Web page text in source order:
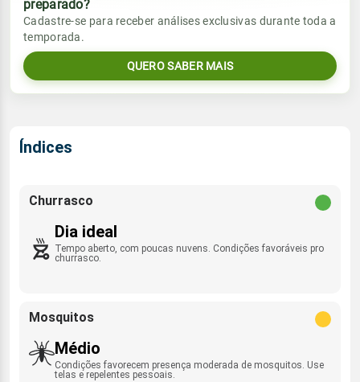
Umidade do ar
29%66%
Rajada de vento
Sol
06:35h às 17:49h
Lua
Chuva
0.0mm
Umidade do ar
Vento
ENE - 5km/h
Rajada de vento
Sol
preparado?
Cadastre-se para receber análises exclusivas durante toda a
temporada.
QUERO SABER MAIS
Índices
Churrasco
Dia ideal
Tempo aberto, com poucas nuvens. Condições favoráveis pro
churrasco.
Mosquitos
Médio
Condições favorecem presença moderada de mosquitos. Use
telas e repelentes pessoais.